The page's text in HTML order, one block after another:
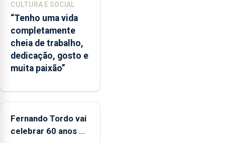
ilha
das
Flores
apresenta
um
“decréscimo
da
entre
2022
CULTURA E SOCIAL
“Tenho uma vida
completamente
cheia de trabalho,
dedicação, gosto e
muita paixão”
Fernando Tordo vai
celebrar 60 anos de